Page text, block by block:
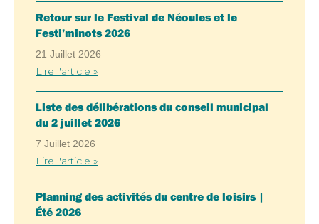
Retour sur le Festival de Néoules et le
Festi’minots 2026
21 Juillet 2026
Lire l'article »
Liste des délibérations du conseil municipal
du 2 juillet 2026
7 Juillet 2026
Lire l'article »
Planning des activités du centre de loisirs |
Été 2026